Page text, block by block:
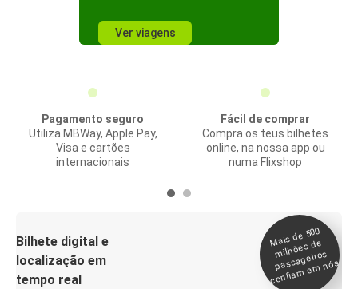
Ver viagens
Pagamento seguro
Utiliza MBWay, Apple Pay,
Visa e cartões
internacionais
Fácil de comprar
Compra os teus bilhetes
online, na nossa app ou
numa Flixshop
Bilhete digital e
localização em
tempo real
Mais de 500
milhões de
passageiros
confia
m e
m nós